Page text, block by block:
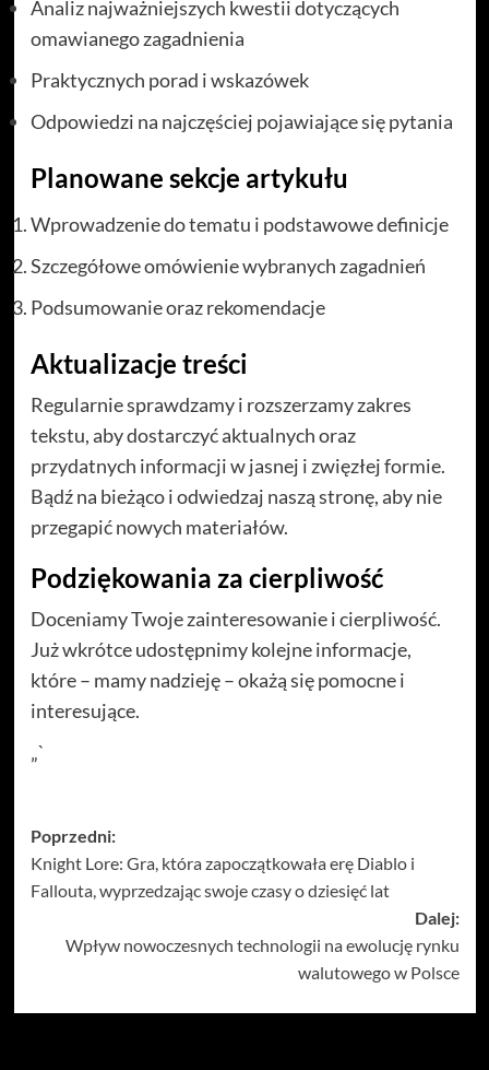
Analiz najważniejszych kwestii dotyczących
omawianego zagadnienia
Praktycznych porad i wskazówek
Odpowiedzi na najczęściej pojawiające się pytania
Planowane sekcje artykułu
Wprowadzenie do tematu i podstawowe definicje
Szczegółowe omówienie wybranych zagadnień
Podsumowanie oraz rekomendacje
Aktualizacje treści
Regularnie sprawdzamy i rozszerzamy zakres
tekstu, aby dostarczyć aktualnych oraz
przydatnych informacji w jasnej i zwięzłej formie.
Bądź na bieżąco i odwiedzaj naszą stronę, aby nie
przegapić nowych materiałów.
Podziękowania za cierpliwość
Doceniamy Twoje zainteresowanie i cierpliwość.
Już wkrótce udostępnimy kolejne informacje,
które – mamy nadzieję – okażą się pomocne i
interesujące.
„`
Zobacz
wpisy
Poprzedni:
Knight Lore: Gra, która zapoczątkowała erę Diablo i
Fallouta, wyprzedzając swoje czasy o dziesięć lat
Dalej:
Wpływ nowoczesnych technologii na ewolucję rynku
walutowego w Polsce